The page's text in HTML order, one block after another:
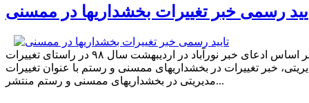
رسمی خبر تغییرات بخشداریها در ممسنی
بر اساس ادعای خبر نورآباد در اردیبهشت سال ۹۸ در راستای تغییرات
خبر تغییرات در بخشداریهای ممسنی و رستم با عنوان تغییرات
مدیریتی در بخشداریهای ممسنی و رستم منتشر...